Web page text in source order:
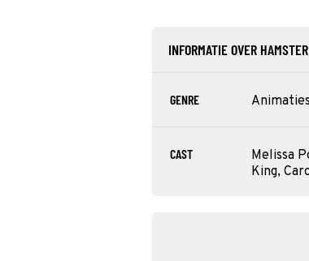
INFORMATIE OVER
GENRE
CAST
Melissa
King,